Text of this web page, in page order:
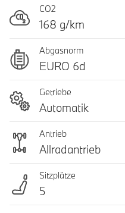
CO2
168 g/km
Abgasnorm
EURO 6d
Getriebe
Automatik
Antrieb
Allradantrieb
Sitzplätze
5